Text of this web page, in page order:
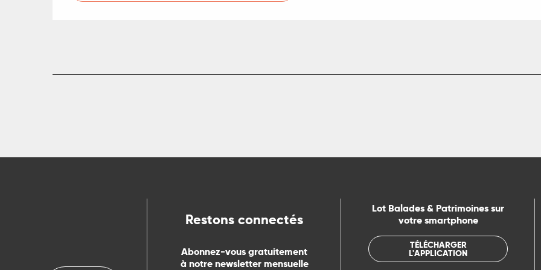
Restons connectés
Abonnez-vous gratuitement
à notre newsletter mensuelle
Lot Balades & Patrimoines sur
votre smartphone
TÉLÉCHARGER
L'APPLICATION